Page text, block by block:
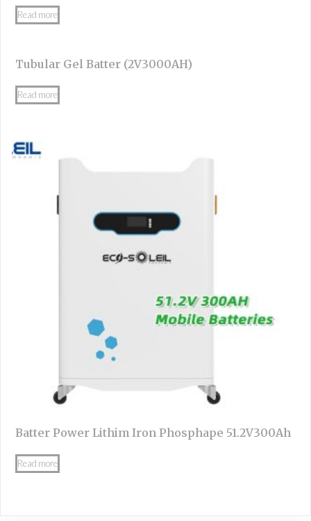
Read more
Tubular Gel Batter (2V3000AH)
Read more
Batter Power Lithim Iron Phosphape 51.2V300Ah
Read more